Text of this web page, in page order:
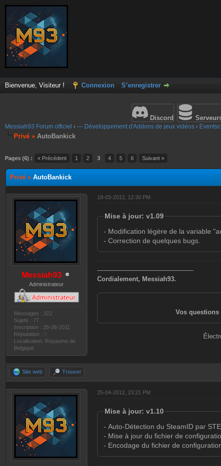
Bienvenue, Visiteur ! Connexion S’enregistrer
Discord
Messiah93 Forum officiel › — Développement d'Addons de jeux vidéos ›
Privé » AutoBankick
Pages (6) : « Précédent 1 2 3 4 5 6 Suivant »
Privé » AutoBankick
Messiah93
Administrateur
Messages : 322
Sujets : 77
Inscription : 28-08-2011
Réputation :
Localisation: Royaume de
Belgique
18-03-2012, 12:30 PM
Mise à jour: v1.09
- Modification légère de la variable
- Correction de quelques bugs.
———————————————
Cordialement, Messiah93.
Vos questions
Site web Trouver
25-04-2012, 23:21 PM
Mise à jour: v1.10
- Auto-Détection du SteamID par
- Mise à jour du fichier de
- Encodage du fichier de